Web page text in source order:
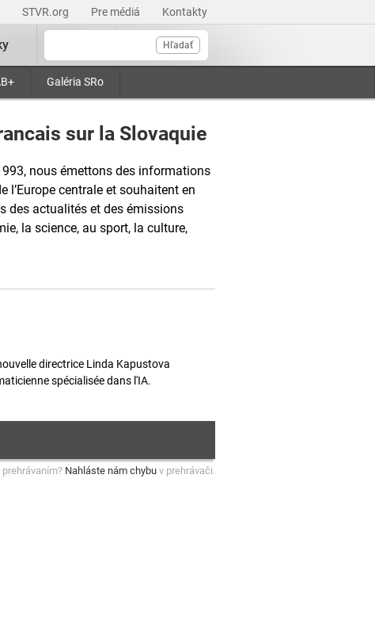
STVR.org Pre médiá Kontakty
Hľadať
Galéria SRo
sur la Slovaquie
nous émettons des informations
l’Europe centrale et souhaitent en
des actualités et des émissions
la science, au sport, la culture,
directrice Linda Kapustova
spécialisée dans l'IA.
Nahláste nám chybu v prehrávači.